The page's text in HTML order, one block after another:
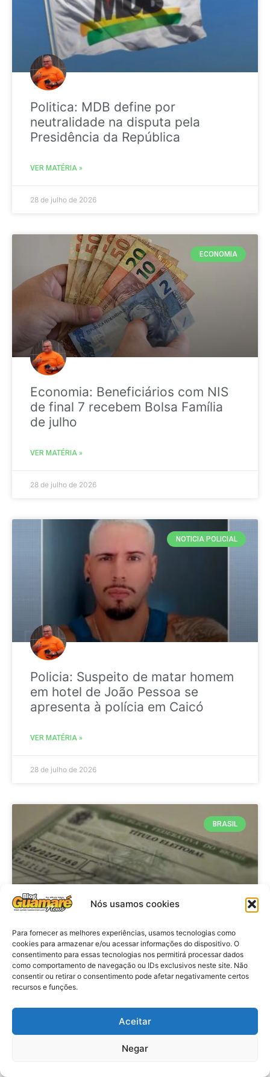
Nós usamos cookies
Para fornecer as melhores experiências, usamos tecnologias como
cookies para armazenar e/ou acessar informações do dispositivo. O
consentimento para essas tecnologias nos permitirá processar dados
como comportamento de navegação ou IDs exclusivos neste site. Não
consentir ou retirar o consentimento pode afetar negativamente certos
recursos e funções.
Aceitar
Negar
Politica: MDB define por
neutralidade na disputa pela
Presidência da República
VER MATÉRIA »
28 de julho de 2026
ECONOMIA
Economia: Beneficiários com NIS
de final 7 recebem Bolsa Família
de julho
VER MATÉRIA »
28 de julho de 2026
NOTICIA POLICIAL
Policia: Suspeito de matar homem
em hotel de João Pessoa se
apresenta à polícia em Caicó
VER MATÉRIA »
28 de julho de 2026
BRASIL
Brasil: Policia Federal investiga
753 casos de crimes eleitorais
antes das eleições